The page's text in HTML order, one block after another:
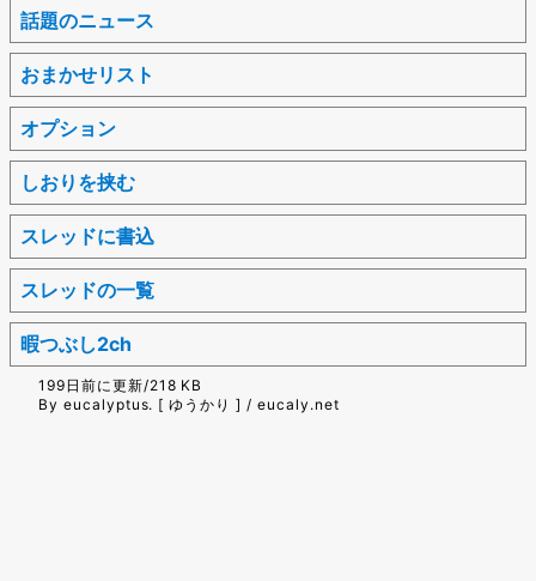
話題のニュース
おまかせリスト
オプション
しおりを挟む
スレッドに書込
スレッドの一覧
暇つぶし2ch
199日前に更新/218 KB
By eucalyptus. [ ゆうかり ] / eucaly.net